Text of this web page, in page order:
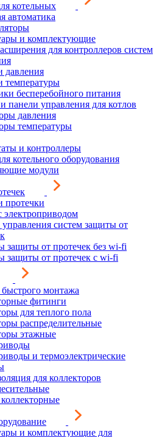
котельных
автоматика
и комплектующие
для контроллеров систем
давления
температуры
бесперебойного питания
панели управления для котлов
давления
температуры
и контроллеры
котельного оборудования
модули
протечки
электроприводом
систем защиты от
защиты от протечек без wi-fi
защиты от протечек с wi-fi
монтажа
фитинги
для теплого пола
распределительные
этажные
и термоэлектрические
для коллекторов
и комплектующие для